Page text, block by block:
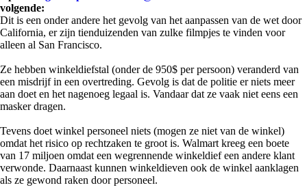
volgende:
Dit is een onder andere het gevolg van het aanpassen van de wet door
California, er zijn tienduizenden van zulke filmpjes te vinden voor
alleen al San Francisco.
Ze hebben winkeldiefstal (onder de 950$ per persoon) veranderd van
een misdrijf in een overtreding. Gevolg is dat de politie er niets meer
aan doet en het nagenoeg legaal is. Vandaar dat ze vaak niet eens een
masker dragen.
Tevens doet winkel personeel niets (mogen ze niet van de winkel)
omdat het risico op rechtzaken te groot is. Walmart kreeg een boete
van 17 miljoen omdat een wegrennende winkeldief een andere klant
verwonde. Daarnaast kunnen winkeldieven ook de winkel aanklagen
als ze gewond raken door personeel.